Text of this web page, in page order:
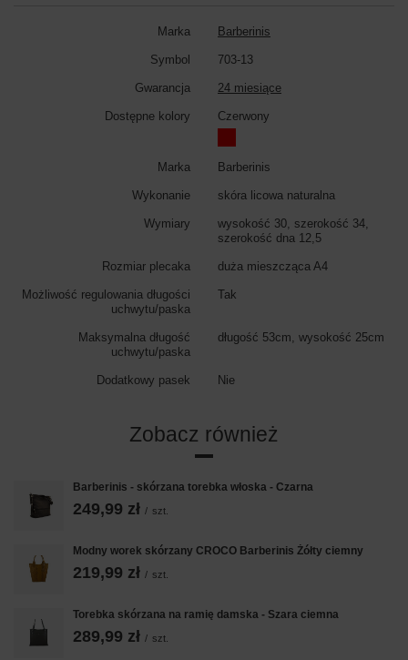
Marka Barberinis
Symbol 703-13
Gwarancja 24 miesiące
Dostępne kolory Czerwony
Marka Barberinis
Wykonanie skóra licowa naturalna
Wymiary
wysokość 30, szerokość 34,
szerokość dna 12,5
Rozmiar plecaka duża mieszcząca A4
Możliwość regulowania długości
uchwytu/paska
Tak
Maksymalna długość
uchwytu/paska
długość 53cm, wysokość 25cm
Dodatkowy pasek Nie
Zobacz również
Barberinis - skórzana torebka włoska - Czarna
249,99 zł / szt.
Modny worek skórzany CROCO Barberinis Żółty ciemny
219,99 zł / szt.
Torebka skórzana na ramię damska - Szara ciemna
289,99 zł / szt.